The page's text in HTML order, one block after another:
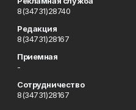
8(34731)28740
Редакция
8(34731)28167
Приемная
-
Сотрудничество
8(34731)28167